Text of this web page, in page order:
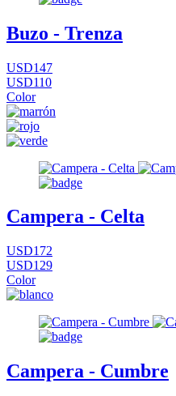
Buzo - Trenza
USD147
USD110
Color
Campera - Celta
USD172
USD129
Color
Campera - Cumbre